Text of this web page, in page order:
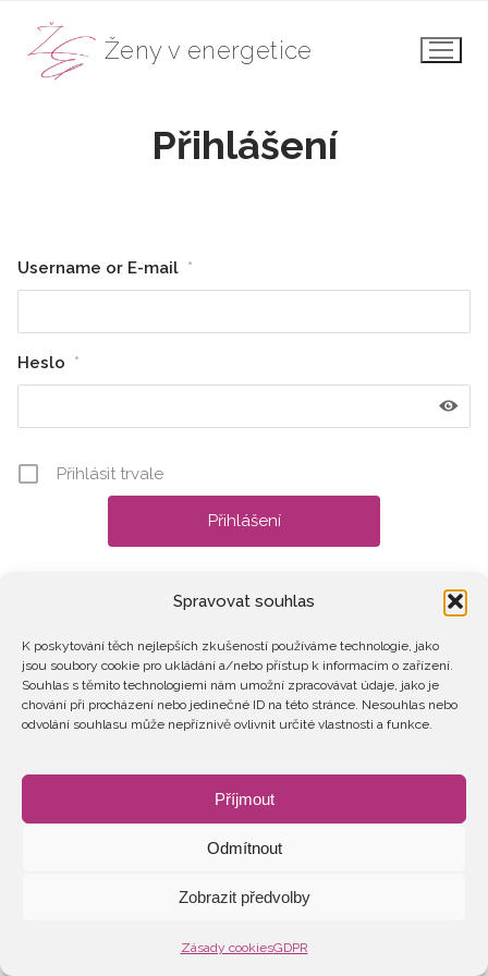
Spravovat souhlas
K poskytování těch nejlepších zkušeností používáme technologie, jako
jsou soubory cookie pro ukládání a/nebo přístup k informacím o zařízení.
Souhlas s těmito technologiemi nám umožní zpracovávat údaje, jako je
chování při procházení nebo jedinečné ID na této stránce. Nesouhlas nebo
odvolání souhlasu může nepříznivě ovlivnit určité vlastnosti a funkce.
Příjmout
Odmítnout
Zobrazit předvolby
Zásady cookiesGDPR
obsah
Ženy v energetice
Přihlášení
Username or E-mail *
Heslo *
Přihlásit trvale
2026 © Ženy v energetice
GDPR STANOVY